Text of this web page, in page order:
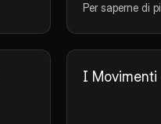
Per saperne di
I Movimenti